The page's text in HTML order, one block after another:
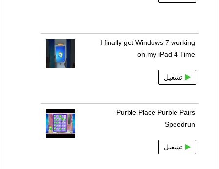
I finally get Windows 7 working
on my iPad 4 Time
تشغيل
Purble Place Purble Pairs
Speedrun
تشغيل